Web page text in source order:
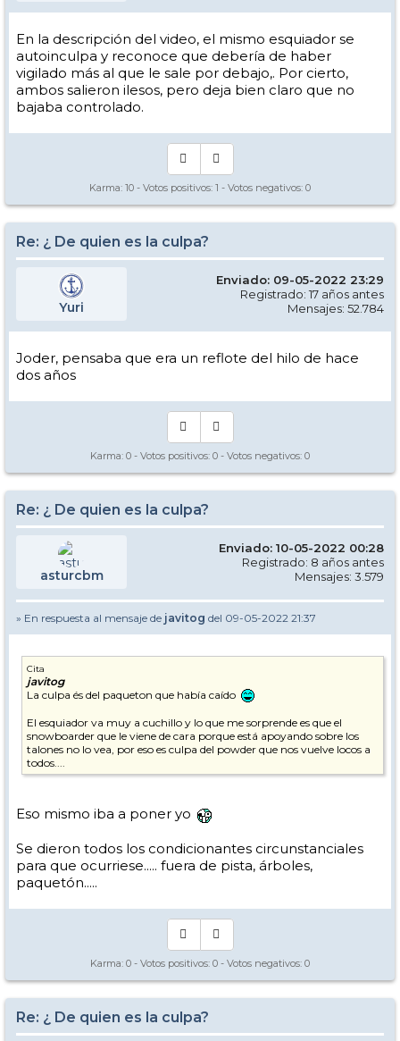
En la descripción del video, el mismo esquiador se
autoinculpa y reconoce que debería de haber
vigilado más al que le sale por debajo,. Por cierto,
ambos salieron ilesos, pero deja bien claro que no
bajaba controlado.
Karma: 10 - Votos positivos: 1 - Votos negativos: 0
Re: ¿ De quien es la culpa?
Yuri
Enviado: 09-05-2022 23:29
Registrado: 17 años antes
Mensajes: 52.784
Joder, pensaba que era un reflote del hilo de hace
dos años
Karma: 0 - Votos positivos: 0 - Votos negativos: 0
Re: ¿ De quien es la culpa?
asturcbm
Enviado: 10-05-2022 00:28
Registrado: 8 años antes
Mensajes: 3.579
» En respuesta al mensaje de javitog del 09-05-2022 21:37
Cita
javitog
La culpa és del paqueton que había caído
El esquiador va muy a cuchillo y lo que me sorprende es que el
snowboarder que le viene de cara porque está apoyando sobre los
talones no lo vea, por eso es culpa del powder que nos vuelve locos a
todos....
Eso mismo iba a poner yo
Se dieron todos los condicionantes circunstanciales
para que ocurriese..... fuera de pista, árboles,
paquetón.....
Karma: 0 - Votos positivos: 0 - Votos negativos: 0
Re: ¿ De quien es la culpa?